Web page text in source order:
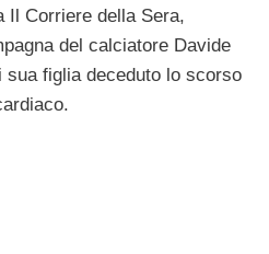
Il Corriere della Sera,
del calciatore Davide
figlia deceduto lo scorso